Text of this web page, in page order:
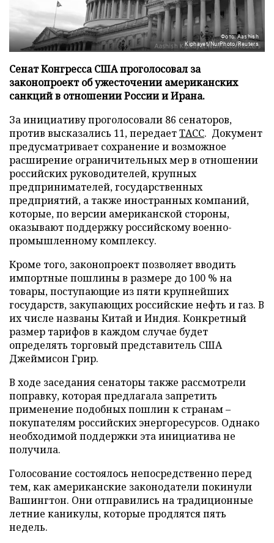
Фото: Aashish
Kiphayet/NurPhoto/Reuters
Сенат Конгресса США проголосовал за
законопроект об ужесточении американских
санкций в отношении России и Ирана.
За инициативу проголосовали 86 сенаторов,
против высказались 11, передаетТАСС. Документ
предусматривает сохранение и возможное
расширение ограничительных мер в отношении
российских руководителей, крупных
предпринимателей, государственных
предприятий, а также иностранных компаний,
которые, по версии американской стороны,
оказывают поддержку российскому военно-
промышленному комплексу.
Кроме того, законопроект позволяет вводить
импортные пошлины в размере до 100 % на
товары, поступающие из пяти крупнейших
государств, закупающих российские нефть и газ. В
их числе названы Китай и Индия. Конкретный
размер тарифов в каждом случае будет
определять торговый представитель США
Джеймисон Грир.
В ходе заседания сенаторы также рассмотрели
поправку, которая предлагала запретить
применение подобных пошлин к странам –
покупателям российских энергоресурсов. Однако
необходимой поддержки эта инициатива не
получила.
Голосование состоялось непосредственно перед
тем, как американские законодатели покинули
Вашингтон. Они отправились на традиционные
летние каникулы, которые продлятся пять
недель.